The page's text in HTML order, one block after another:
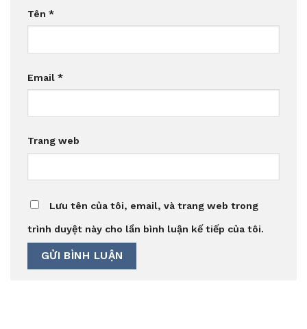
Tên *
Email *
Trang web
Lưu tên của tôi, email, và trang web trong
trình duyệt này cho lần bình luận kế tiếp của tôi.